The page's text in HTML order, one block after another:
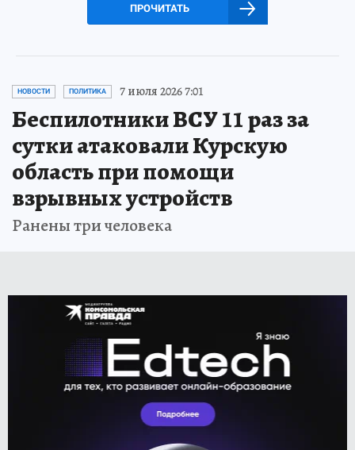
ПРОЧИТАТЬ
НОВОСТИ ПОЛИТИКА 7 июля 2026 7:01
Беспилотники ВСУ 11 раз за
сутки атаковали Курскую
область при помощи
взрывных устройств
Ранены три человека